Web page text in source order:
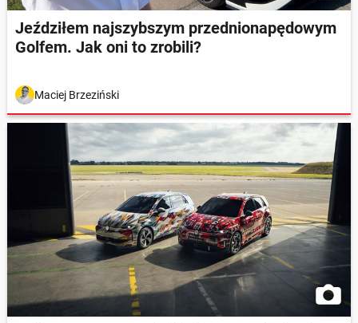
Jeździłem najszybszym przednionapędowym
Golfem. Jak oni to zrobili?
Maciej Brzeziński